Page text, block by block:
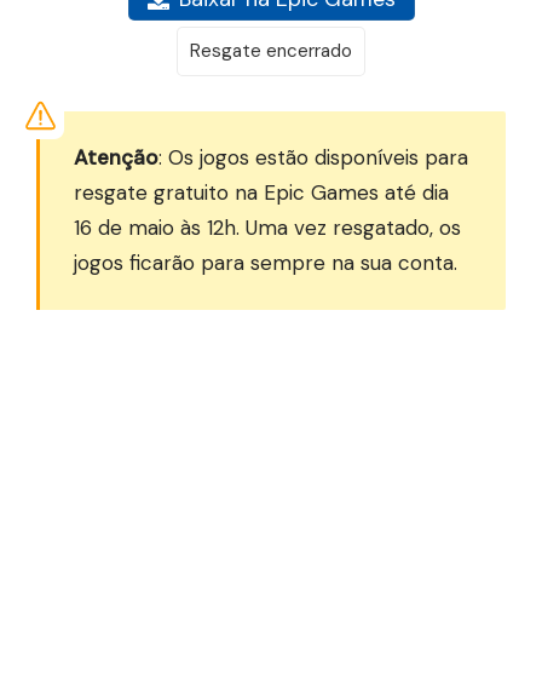
Resgate encerrado
Atenção: Os jogos estão disponíveis para
resgate gratuito na Epic Games até dia
16 de maio às 12h. Uma vez resgatado, os
jogos ficarão para sempre na sua conta.